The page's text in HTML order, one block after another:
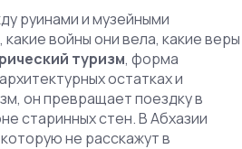
руинами и музейными
войны они вела, какие веры
туризм,форма
остатках и
, он превращает поездку в
старинных стен.В Абхазии
не расскажут в